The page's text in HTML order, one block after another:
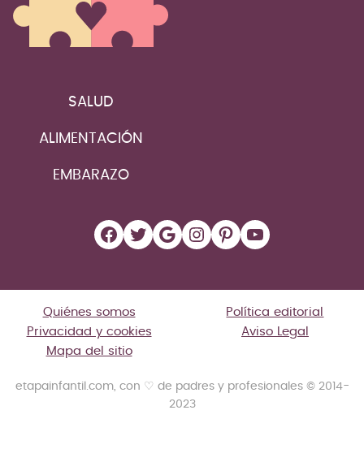
SALUD
ALIMENTACIÓN
EMBARAZO
Facebook
Twitter
Google
Instagram
Pinterest
YouTube
Quiénes somos
Política editorial
Privacidad y cookies
Aviso Legal
Mapa del sitio
etapainfantil.com, con ♡ de padres y profesionales © 2014-
2023